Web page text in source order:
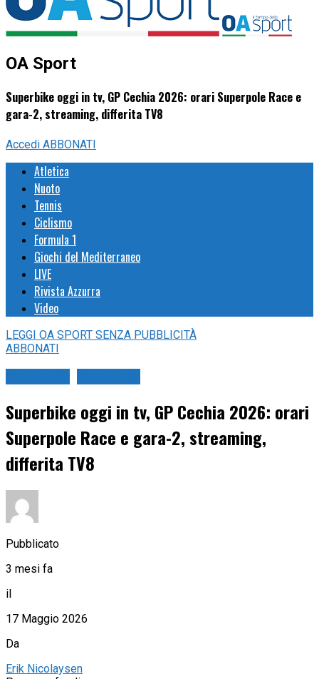
OA Sport
Superbike oggi in tv, GP Cechia 2026: orari Superpole Race e
gara-2, streaming, differita TV8
Accedi ABBONATI
Atletica
Nuoto
Tennis
Ciclismo
Formula 1
Giochi del Mediterraneo
LIVE
Rivista Azzurra
Video
LEGGI OA SPORT SENZA PUBBLICITÀ
ABBONATI
Superbike oggi in tv, GP Cechia 2026: orari
Superpole Race e gara-2, streaming,
differita TV8
Pubblicato
3 mesi fa
il
17 Maggio 2026
Da
Erik Nicolaysen